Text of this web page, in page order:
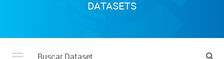
DATASETS